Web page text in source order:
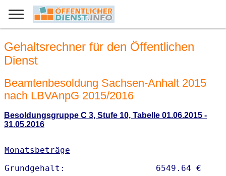
Gehaltsrechner für den Öffentlichen
Dienst
Beamtenbesoldung Sachsen-Anhalt 2015
nach LBVAnpG 2015/2016
Besoldungsgruppe C 3, Stufe 10, Tabelle 01.06.2015 -
31.05.2016
Monatsbeträge